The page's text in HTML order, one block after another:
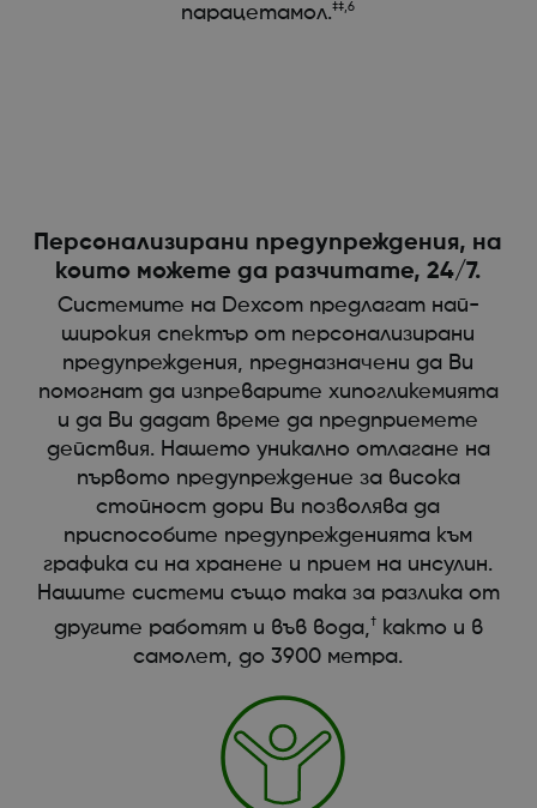
парацетамол.‡‡,6
Персонализирани предупреждения, на
които можете да разчитате, 24/7.
Системите на Dexcom предлагат най-
широкия спектър от персонализирани
предупреждения, предназначени да Ви
помогнат да изпреварите хипогликемията
и да Ви дадат време да предприемете
действия. Нашето уникално отлагане на
първото предупреждение за висока
стойност дори Ви позволява да
приспособите предупрежденията към
графика си на хранене и прием на инсулин.
Нашите системи също така за разлика от
другите работят и във вода,†
както и в
самолет, до 3900 метра.